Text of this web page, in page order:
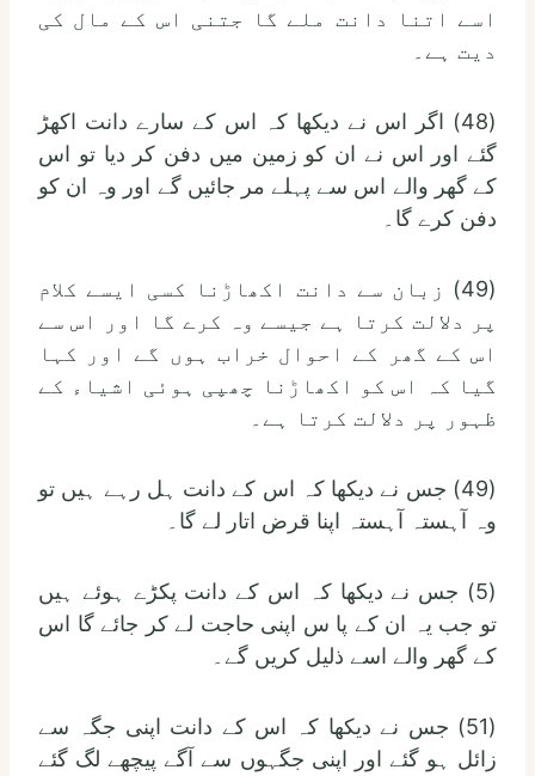
اسے اتنا دانت ملے گا جتنی اس کے مال کی
دیت ہے۔
(48) اگر اس نے دیکھا کہ اس کے سارے دانت اکھڑ
گئے اور اس نے ان کو زمین میں دفن کر دیا تو اس
کے گھر والے اس سے پہلے مر جائیں گے اور وہ ان کو
دفن کرے گا۔
(49) زبان سے دانت اکھاڑنا کسی ایسے کلام
پر دلالت کرتا ہے جیسے وہ کرے گا اور اس سے
اس کے گھر کے احوال خراب ہوں گے اور کہا
گیا کہ اس کو اکھاڑنا چھپی ہوئی اشیاء کے
ظہور پر دلالت کرتا ہے۔
(49) جس نے دیکھا کہ اس کے دانت ہل رہے ہیں تو
وہ آہستہ آہستہ اپنا قرض اتار لے گا۔
(5) جس نے دیکھا کہ اس کے دانت پکڑے ہوئے ہیں
تو جب یہ ان کے پا س اپنی حاجت لے کر جائے گا اس
کے گھر والے اسے ذلیل کریں گے۔
(51) جس نے دیکھا کہ اس کے دانت اپنی جگہ سے
زائل ہو گئے اور اپنی جگہوں سے آگے پیچھے لگ گئے